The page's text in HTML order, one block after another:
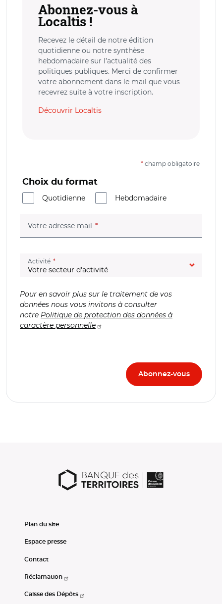
Abonnez-vous à
Localtis !
Recevez le détail de notre édition
quotidienne ou notre synthèse
hebdomadaire sur l’actualité des
politiques publiques. Merci de confirmer
votre abonnement dans le mail que vous
recevrez suite à votre inscription.
Découvrir Localtis
* champ obligatoire
Choix du format
Quotidienne
Hebdomadaire
Votre adresse mail (champ obligatoire)
Activité (champ obligatoire)
Pour en savoir plus sur le traitement de vos
données nous vous invitons à consulter
notre Politique de protection des données à
caractère personnelle
Plan du site
Espace presse
Contact
Réclamation
Caisse des Dépôts